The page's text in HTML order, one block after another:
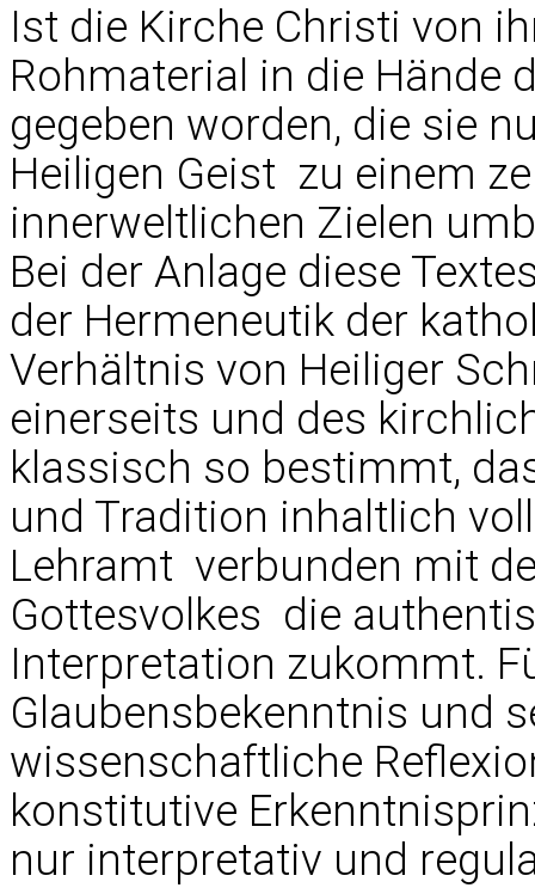
Ist die Kirche Christi von
Rohmaterial in die Hände
gegeben worden, die sie
Heiligen Geist  zu einem
innerweltlichen Zielen
Bei der Anlage diese
der Hermeneutik der
Verhältnis von Heiliger
einerseits und des
klassisch so bestimmt,
und Tradition inhaltlich
Lehramt  verbunden mit
Gottesvolkes  die
Interpretation zukommt.
Glaubensbekenntnis und
wissenschaftliche
konstitutive
nur interpretativ und